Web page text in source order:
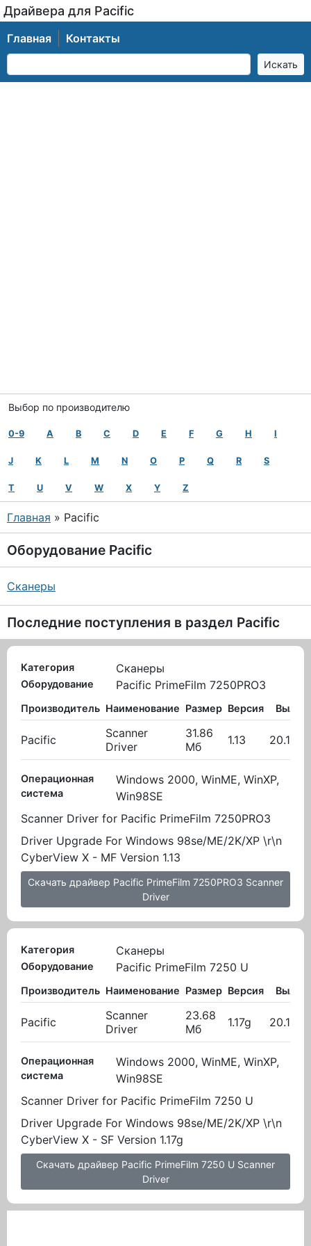
Драйвера для Pacific
Главная Контакты
Выбор по производителю
0-9 A B C D E F G H I
J K L M N O P Q R S
T U V W X Y Z
Главная » Pacific
Оборудование Pacific
Сканеры
Последние поступления в раздел Pacific
Категория Сканеры
Оборудование Pacific PrimeFilm 7250PRO3
Производитель Наименование Размер Версия
Pacific
Scanner
Driver
31.86
Мб
1.13
Операционная
система
Windows 2000, WinME, WinXP,
Win98SE
Scanner Driver for Pacific PrimeFilm 7250PRO3
Driver Upgrade For Windows 98se/ME/2K/XP \r\n
CyberView X - MF Version 1.13
Скачать драйвер Pacific PrimeFilm 7250PRO3 Scanner
Driver
Категория Сканеры
Оборудование Pacific PrimeFilm 7250 U
Производитель Наименование Размер Версия
Pacific
Scanner
Driver
23.68
Мб
1.17g
Операционная
система
Windows 2000, WinME, WinXP,
Win98SE
Scanner Driver for Pacific PrimeFilm 7250 U
Driver Upgrade For Windows 98se/ME/2K/XP \r\n
CyberView X - SF Version 1.17g
Скачать драйвер Pacific PrimeFilm 7250 U Scanner
Driver